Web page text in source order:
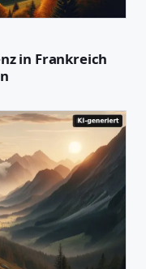
in Frankreich